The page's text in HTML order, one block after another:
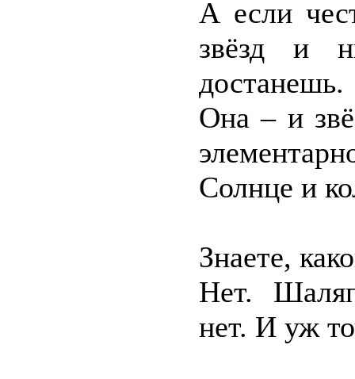
А если
звёзд и
Она – и
Солнце и
Знаете,
Нет.
нет. И уж